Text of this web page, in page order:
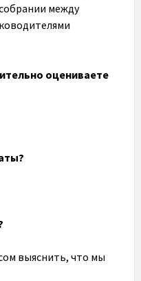
между
оцениваете
выяснить, что мы